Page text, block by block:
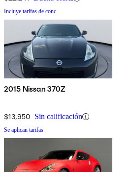
Incluye tarifas de conc.
2015 Nissan 370Z
$13,950 Sin calificación
Se aplican tarifas